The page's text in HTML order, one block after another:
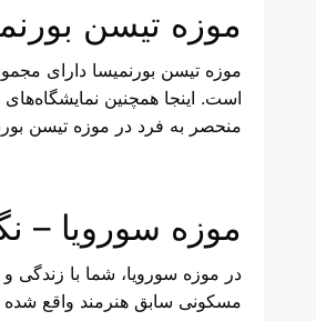
موزه تیسن
موزه تیسن بورنمیسا دارای
است. اینجا همچنین
منحصر به فرد در موزه تیسن
موزه سورویا –
در موزه سورویا، شما با زندگی و
مسکونی سابق هنرمند واقع